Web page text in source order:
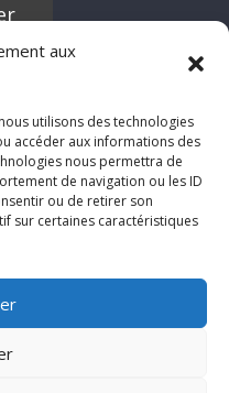
aux
utilisons des technologies
accéder aux informations des
nous permettra de
de navigation ou les ID
ou de retirer son
sur certaines caractéristiques
de
films,
billets